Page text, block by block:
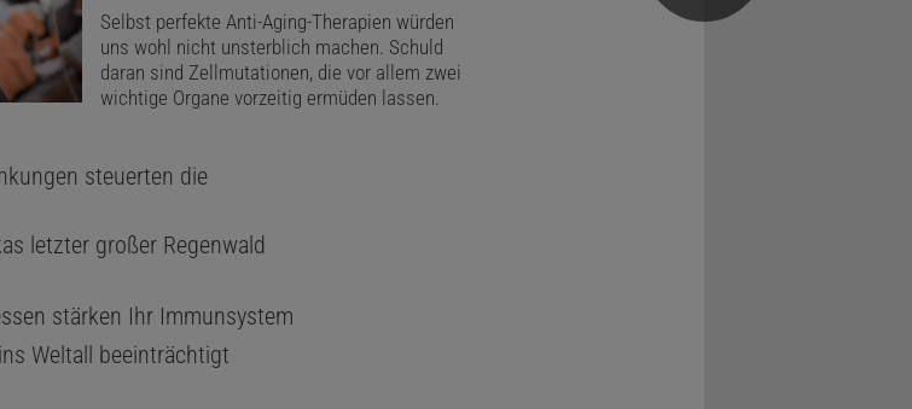
Selbst perfekte Anti-Aging-Therapien würden
uns wohl nicht unsterblich machen. Schuld
daran sind Zellmutationen, die vor allem zwei
wichtige Organe vorzeitig ermüden lassen.
steuerten die
letzter großer Regenwald
stärken Ihr Immunsystem
Weltall beeinträchtigt